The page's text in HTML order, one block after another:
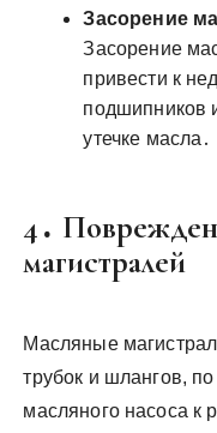
Засорение
Засорение
привести к
подшипников
утечке масла․
4․
магистралей
Масляные
трубок и шлангов,
масляного насоса к